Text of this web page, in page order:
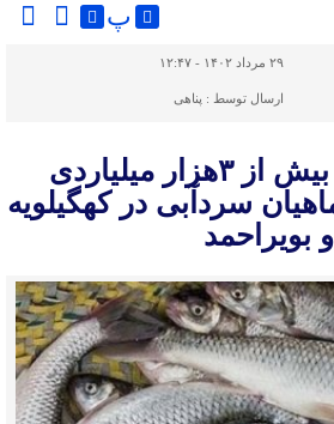
پ
۲۹ مرداد ۱۴۰۲ - ۱۲:۴۷
ارسال توسط : پناهی
گردش مالی بیش از ۳هزار میلیاردی
سردآبی در کهگیلویه
و بویراحمد